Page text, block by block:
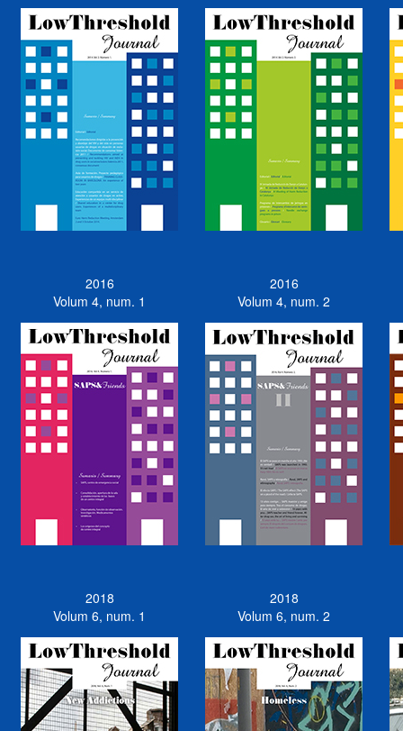
2016
Volum 4, num. 1
2016
Volum 4, num. 2
2018
Volum 6, num. 1
2018
Volum 6, num. 2